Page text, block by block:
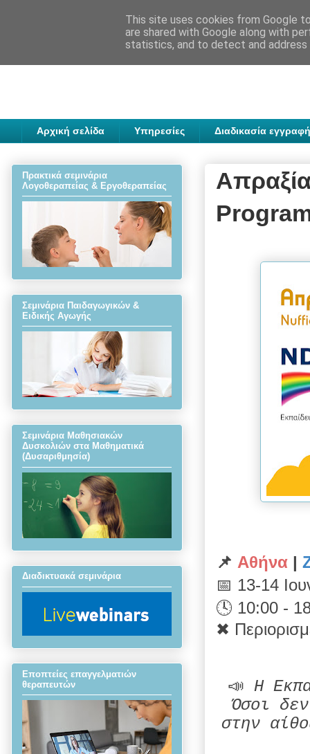
Αρχική σελίδα Υπηρεσίες Διαδικασία
📌 Αθήνα |
📅 13-14
🕓 10:00 -
✖
📣 Η
Όσοι
στην
Πρακτικά σεμινάρια
Λογοθεραπείας & Εργοθεραπείας
Σεμινάρια Παιδαγωγικών &
Ειδικής Αγωγής
Σεμινάρια Μαθησιακών
Δυσκολιών στα Μαθηματικά
(Δυσαριθμησία)
Διαδικτυακά σεμινάρια
Εποπτείες επαγγελματιών
θεραπευτών
This site uses cookies from Google
are shared with Google along with
statistics, and to detect and address